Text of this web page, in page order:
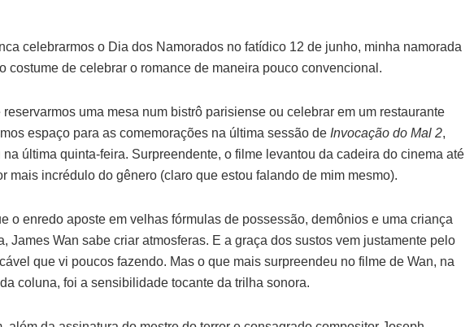
celebrarmos o Dia dos Namorados no fatídico 12 de junho, minha namorada
costume de celebrar o romance de maneira pouco convencional.
uma mesa num bistrô parisiense ou celebrar em um restaurante
espaço para as comemorações na última sessão de Invocação do Mal 2,
na última quinta-feira. Surpreendente, o filme levantou da cadeira do cinema até
mais incrédulo do gênero (claro que estou falando de mim mesmo).
o enredo aposte em velhas fórmulas de possessão, demônios e uma criança
James Wan sabe criar atmosferas. E a graça dos sustos vem justamente pelo
que vi poucos fazendo. Mas o que mais surpreendeu no filme de Wan, na
coluna, foi a sensibilidade tocante da trilha sonora.